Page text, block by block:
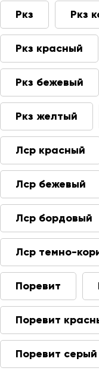
Ркз Ркз
Ркз красный
Ркз бежевый
Ркз желтый
Лср красный
Лср бежевый
Лср бордовый
Лср темно-
Поревит
Поревит
Поревит серый